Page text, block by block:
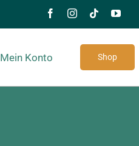
Mein Konto Shop